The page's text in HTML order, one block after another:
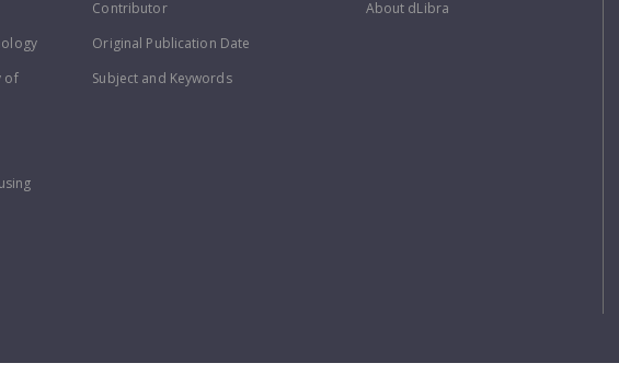
of
Contributor
Original Publication Date
Subject and Keywords
About dLibra